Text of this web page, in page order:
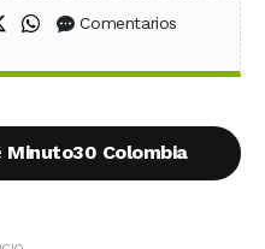
en Facebook
Compartir en X (Twitter)
Compartir en WhatsApp
Comentarios
Minuto30 Colombia